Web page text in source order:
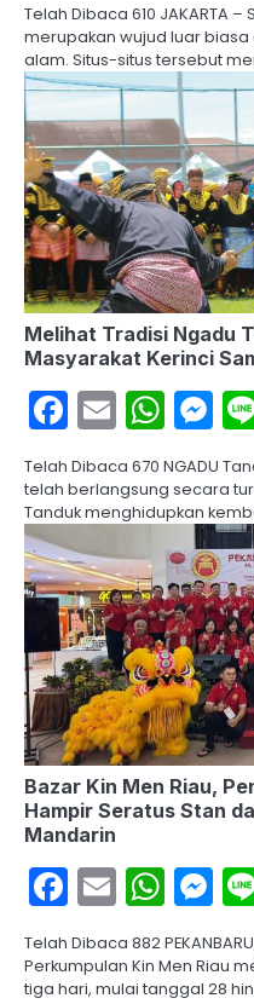
Telah Dibaca 610 JAKARTA –
merupakan wujud luar
alam. Situs-situs tersebut
Melihat Tradisi Ngadu
Masyarakat Kerinci
Facebook
Email
Telah Dibaca 670 NGADU
telah berlangsung secara
Tanduk menghidupkan
Bazar Kin Men Riau,
Hampir Seratus Stan
Mandarin
Facebook
Email
Telah Dibaca 882
Perkumpulan Kin Men Riau
tiga hari, mulai tanggal 28